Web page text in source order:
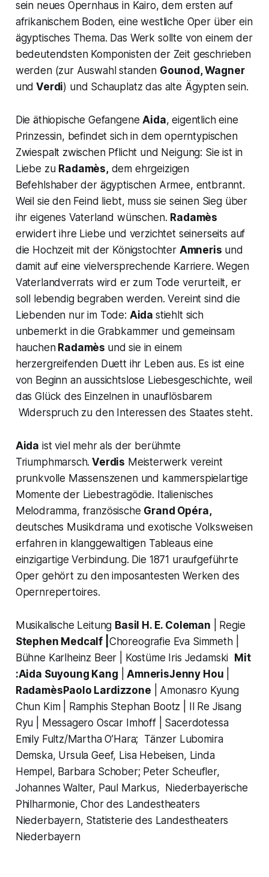
sein neues Opernhaus in Kairo, dem ersten auf
afrikanischem Boden, eine westliche Oper über ein
ägyptisches Thema. Das Werk sollte von einem der
bedeutendsten Komponisten der Zeit geschrieben
werden (zur Auswahl standen Gounod, Wagner
und Verdi) und Schauplatz das alte Ägypten sein.
Die äthiopische GefangeneAida, eigentlich eine
Prinzessin, befindet sich in dem operntypischen
Zwiespalt zwischen Pflicht und Neigung: Sie ist in
Liebe zu Radamès,dem ehrgeizigen
Befehlshaber der ägyptischen Armee, entbrannt.
Weil sie den Feind liebt, muss sie seinen Sieg über
ihr eigenes Vaterland wünschen. Radamès
erwidert ihre Liebe und verzichtet seinerseits auf
die Hochzeit mit der Königstochter Amneris und
damit auf eine vielversprechende Karriere. Wegen
Vaterlandverrats wird er zum Tode verurteilt, er
soll lebendig begraben werden. Vereint sind die
Liebenden nur im Tode: Aida stiehlt sich
unbemerkt in die Grabkammer und gemeinsam
hauchenRadamès und sie in einem
herzergreifenden Duett ihr Leben aus. Es ist eine
von Beginn an aussichtslose Liebesgeschichte, weil
das Glück des Einzelnen in unauflösbarem
Widerspruch zu den Interessen des Staates steht.
Aida ist viel mehr als der berühmte
Triumphmarsch. Verdis Meisterwerk vereint
prunkvolle Massenszenen und kammerspielartige
Momente der Liebestragödie. Italienisches
Melodramma, französische Grand Opéra,
deutsches Musikdrama und exotische Volksweisen
erfahren in klanggewaltigen Tableaus eine
einzigartige Verbindung. Die 1871 uraufgeführte
Oper gehört zu den imposantesten Werken des
Opernrepertoires.
Musikalische Leitung Basil H. E. Coleman | Regie
Stephen Medcalf | Choreografie Eva Simmeth |
Bühne Karlheinz Beer | Kostüme Iris Jedamski Mit
:Aida Suyoung Kang |AmnerisJenny Hou
RadamèsPaolo Lardizzone | Amonasro Kyung
Chun Kim | Ramphis Stephan Bootz | Il Re Jisang
Ryu | Messagero Oscar Imhoff | Sacerdotessa
Emily Fultz/Martha O’Hara; Tänzer Lubomira
Demska, Ursula Geef, Lisa Hebeisen, Linda
Hempel, Barbara Schober; Peter Scheufler,
Johannes Walter, Paul Markus, Niederbayerische
Philharmonie, Chor des Landestheaters
Niederbayern, Statisterie des Landestheaters
Niederbayern